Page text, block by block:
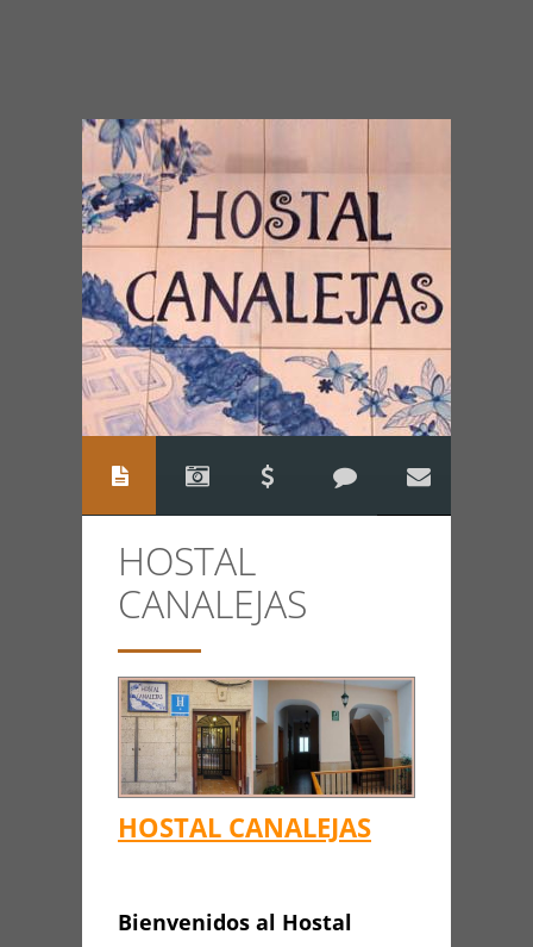
HOSTAL
CANALEJAS
HOSTAL CANALEJAS
Bienvenidos al Hostal
CONTACTO
Anterior/Siguiente página
HOSTAL
This page can't load Google
Maps correctly.
Do you own this
OK